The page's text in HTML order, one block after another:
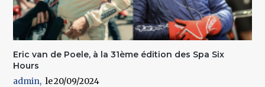
Eric van de Poele, à la 31ème édition des Spa Six
Hours
admin
20/09/2024